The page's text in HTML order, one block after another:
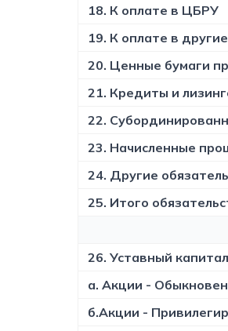
18. К оплате в ЦБРУ
19. К оплате в
20. Ценные бумаги
21. Кредиты и
22.
23. Начисленные
24. Другие
25. Итого
26. Уставный капитал
а. Акции -
б.Акции -